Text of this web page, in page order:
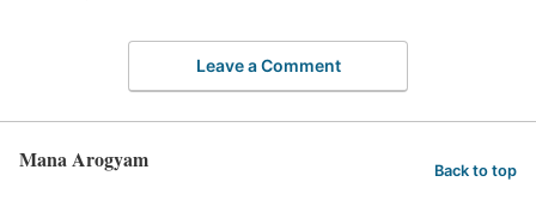
Leave a Comment
Mana Arogyam Back to top